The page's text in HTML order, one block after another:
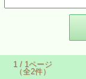
1 / 1ページ
（全2件）